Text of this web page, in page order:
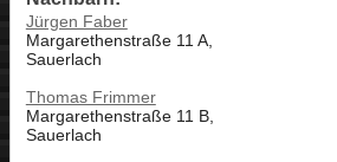
Jürgen Faber
Margarethenstraße 11 A,
Sauerlach
Thomas Frimmer
Margarethenstraße 11 B,
Sauerlach